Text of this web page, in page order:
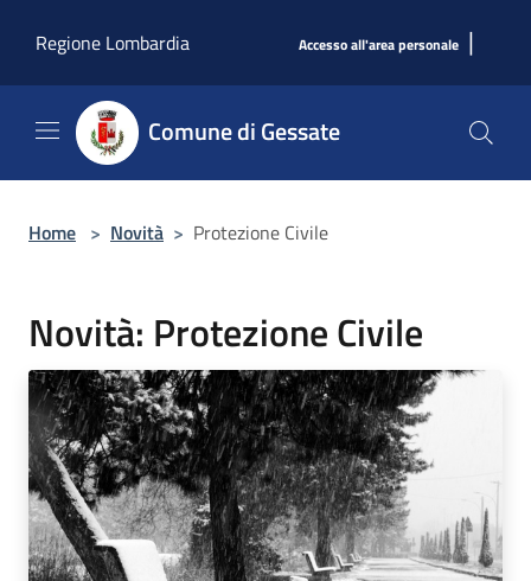
Regione Lombardia
Accesso all'area personale |
Comune di Gessate
Home > Novità > Protezione Civile
Novità: Protezione Civile